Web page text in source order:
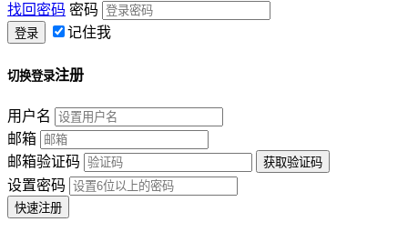
找回密码 密码
记住我
切换登录注册
用户名
邮箱
邮箱验证码
设置密码